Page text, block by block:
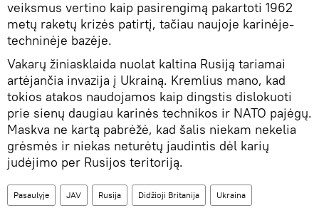
veiksmus vertino kaip pasirengimą pakartoti 1962
metų raketų krizės patirtį, tačiau naujoje karinėje-
techninėje bazėje.
Vakarų žiniasklaida nuolat kaltina Rusiją tariamai
artėjančia invazija į Ukrainą. Kremlius mano, kad
tokios atakos naudojamos kaip dingstis dislokuoti
prie sienų daugiau karinės technikos ir NATO pajėgų.
Maskva ne kartą pabrėžė, kad šalis niekam nekelia
grėsmės ir niekas neturėtų jaudintis dėl karių
judėjimo per Rusijos teritoriją.
Pasaulyje JAV Rusija Didžioji Britanija Ukraina